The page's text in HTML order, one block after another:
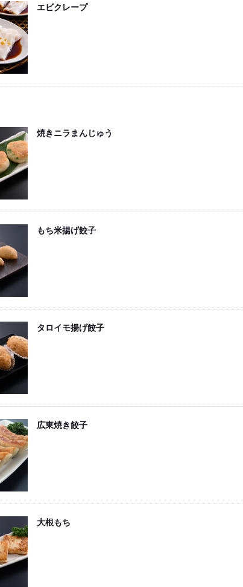
エビクレープ
焼きニラまんじゅう
もち米揚げ餃子
タロイモ揚げ餃子
広東焼き餃子
大根もち